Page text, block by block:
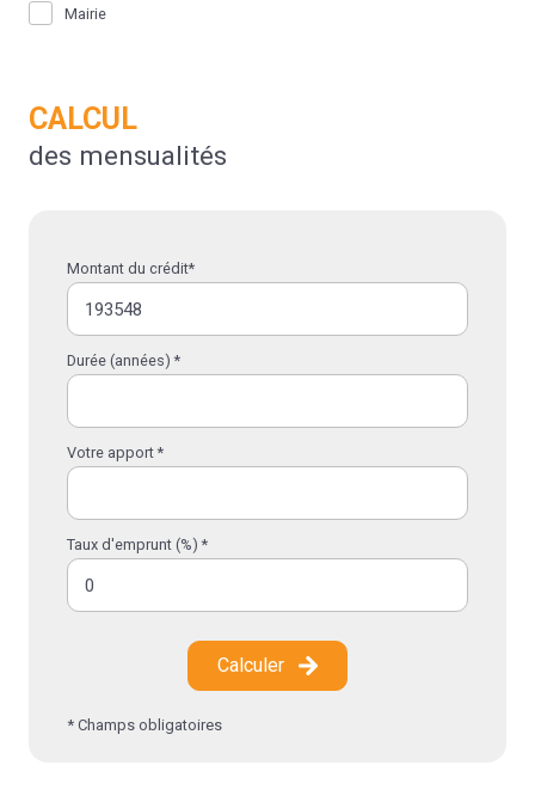
Mairie
CALCUL
des mensualités
Montant du crédit*
Durée (années) *
Votre apport *
Taux d'emprunt (%) *
Calculer
* Champs obligatoires